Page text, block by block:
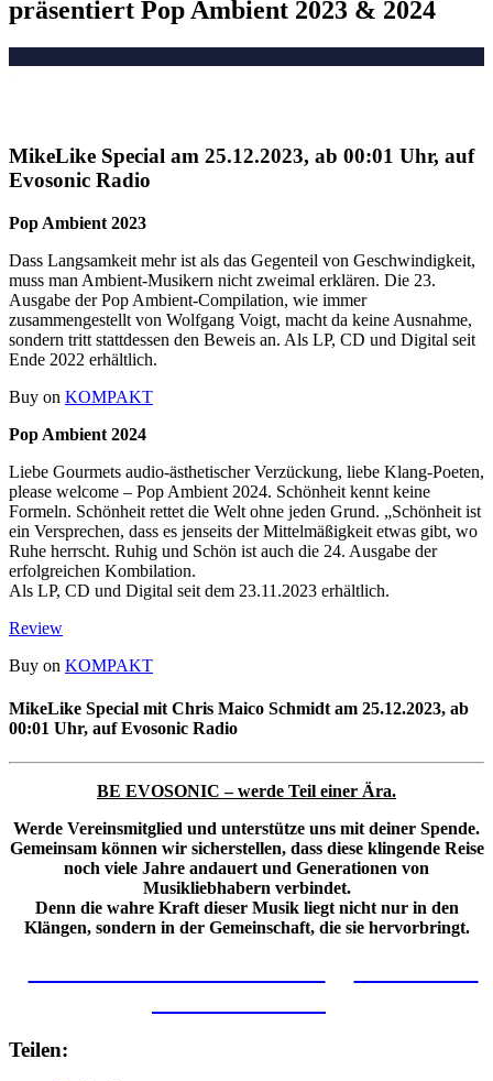
präsentiert Pop Ambient 2023 & 2024
MikeLike Special am 25.12.2023, ab 00:01 Uhr, auf
Evosonic Radio
Pop Ambient 2023
Dass Langsamkeit mehr ist als das Gegenteil von Geschwindigkeit,
muss man Ambient-Musikern nicht zweimal erklären. Die 23.
Ausgabe der Pop Ambient-Compilation, wie immer
zusammengestellt von Wolfgang Voigt, macht da keine Ausnahme,
sondern tritt stattdessen den Beweis an. Als LP, CD und Digital seit
Ende 2022 erhältlich.
Buy on KOMPAKT
Pop Ambient 2024
Liebe Gourmets audio-ästhetischer Verzückung, liebe Klang-Poeten,
please welcome – Pop Ambient 2024. Schönheit kennt keine
Formeln. Schönheit rettet die Welt ohne jeden Grund. „Schönheit ist
ein Versprechen, dass es jenseits der Mittelmäßigkeit etwas gibt, wo
Ruhe herrscht. Ruhig und Schön ist auch die 24. Ausgabe der
erfolgreichen Kombilation.
Als LP, CD und Digital seit dem 23.11.2023 erhältlich.
Review
Buy on KOMPAKT
MikeLike Special mit Chris Maico Schmidt am 25.12.2023, ab
00:01 Uhr, auf Evosonic Radio
BE EVOSONIC – werde Teil einer Ära.
Werde Vereinsmitglied und unterstütze uns mit deiner Spende.
Gemeinsam können wir sicherstellen, dass diese klingende Reise
noch viele Jahre andauert und Generationen von
Musikliebhabern verbindet.
Denn die wahre Kraft dieser Musik liegt nicht nur in den
Klängen, sondern in der Gemeinschaft, die sie hervorbringt.
Teilen: